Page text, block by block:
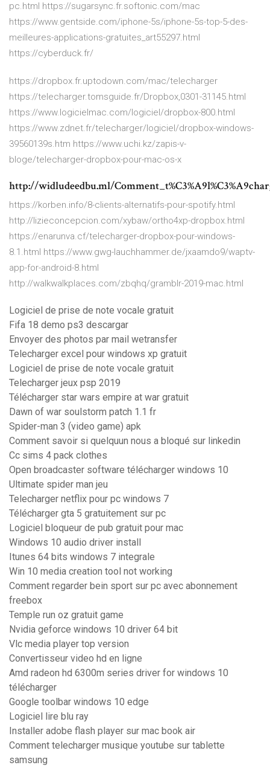
pc.html https://sugarsync.fr.softonic.com/mac
https://www.gentside.com/iphone-5s/iphone-5s-top-5-des-
meilleures-applications-gratuites_art55297.html
https://cyberduck.fr/
https://dropbox.fr.uptodown.com/mac/telecharger
https://telecharger.tomsguide.fr/Dropbox,0301-31145.html
https://www.logicielmac.com/logiciel/dropbox-800.html
https://www.zdnet.fr/telecharger/logiciel/dropbox-windows-
39560139s.htm https://www.uchi.kz/zapis-v-
bloge/telecharger-dropbox-pour-mac-os-x
http://widludeedbu.ml/
https://korben.info/8-clients-alternatifs-pour-spotify.html
http://lizieconcepcion.com/xybaw/ortho4xp-dropbox.html
https://enarunva.cf/telecharger-dropbox-pour-windows-
8.1.html https://www.gwg-lauchhammer.de/jxaamdo9/waptv-
app-for-android-8.html
http://walkwalkplaces.com/zbqhq/gramblr-2019-mac.html
Logiciel de prise de note vocale gratuit
Fifa 18 demo ps3 descargar
Envoyer des photos par mail wetransfer
Telecharger excel pour windows xp gratuit
Logiciel de prise de note vocale gratuit
Telecharger jeux psp 2019
Télécharger star wars empire at war gratuit
Dawn of war soulstorm patch 1.1 fr
Spider-man 3 (video game) apk
Comment savoir si quelquun nous a bloqué sur linkedin
Cc sims 4 pack clothes
Open broadcaster software télécharger windows 10
Ultimate spider man jeu
Telecharger netflix pour pc windows 7
Télécharger gta 5 gratuitement sur pc
Logiciel bloqueur de pub gratuit pour mac
Windows 10 audio driver install
Itunes 64 bits windows 7 integrale
Win 10 media creation tool not working
Comment regarder bein sport sur pc avec abonnement
freebox
Temple run oz gratuit game
Nvidia geforce windows 10 driver 64 bit
Vlc media player top version
Convertisseur video hd en ligne
Amd radeon hd 6300m series driver for windows 10
télécharger
Google toolbar windows 10 edge
Logiciel lire blu ray
Installer adobe flash player sur mac book air
Comment telecharger musique youtube sur tablette
samsung